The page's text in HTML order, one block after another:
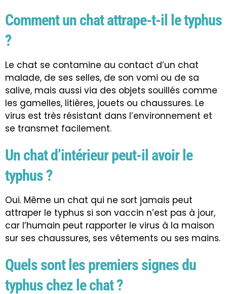
Comment un chat attrape-t-il le typhus
?
Le chat se contamine au contact d’un chat
malade, de ses selles, de son vomi ou de sa
salive, mais aussi via des objets souillés comme
les gamelles, litières, jouets ou chaussures. Le
virus est très résistant dans l’environnement et
se transmet facilement.
Un chat d’intérieur peut-il avoir le
typhus ?
Oui. Même un chat qui ne sort jamais peut
attraper le typhus si son vaccin n’est pas à jour,
car l’humain peut rapporter le virus à la maison
sur ses chaussures, ses vêtements ou ses mains.
Quels sont les premiers signes du
typhus chez le chat ?